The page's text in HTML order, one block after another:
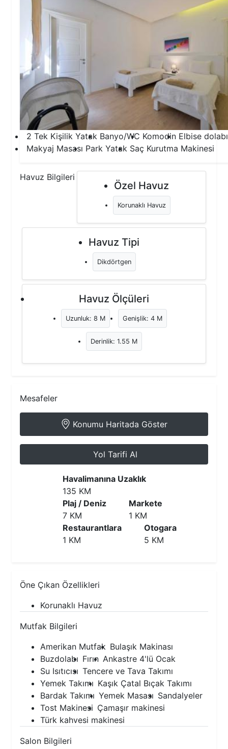
2 Tek Kişilik Yatak Banyo/WC Komodin Elbise dolabı
Makyaj Masası Park Yatak Saç Kurutma Makinesi
Havuz Bilgileri
Özel Havuz
Korunaklı Havuz
Havuz Tipi
Dikdörtgen
Havuz Ölçüleri
Uzunluk: 8 M Genişlik: 4 M
Derinlik: 1.55 M
Mesafeler
Konumu Haritada Göster
Yol Tarifi Al
Havalimanına Uzaklık
135 KM
Plaj / Deniz
7 KM
Markete
1 KM
Restaurantlara
1 KM
Otogara
5 KM
Öne Çıkan Özellikleri
Korunaklı Havuz
Mutfak Bilgileri
Amerikan Mutfak Bulaşık Makinası
Buzdolabı Fırın Ankastre 4'lü Ocak
Su Isıtıcısı Tencere ve Tava Takımı
Yemek Takımı Kaşık Çatal Bıçak Takımı
Bardak Takımı Yemek Masası Sandalyeler
Tost Makinesi Çamaşır makinesi
Türk kahvesi makinesi
Salon Bilgileri